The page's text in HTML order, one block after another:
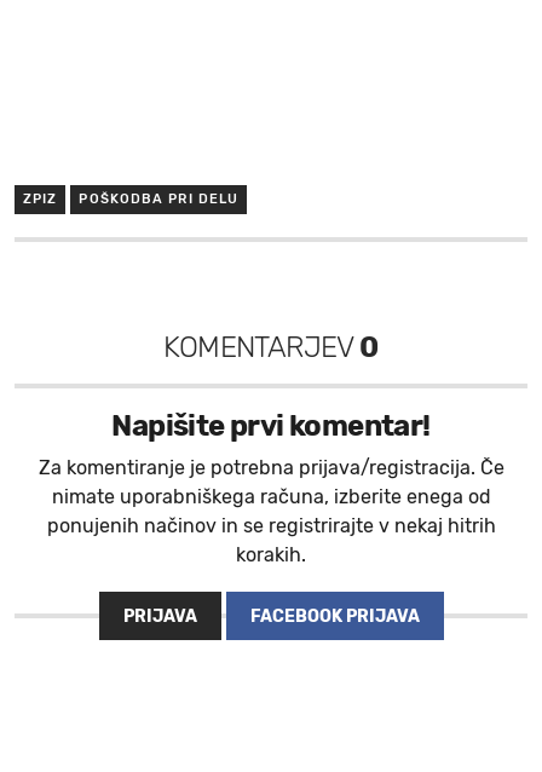
ZPIZ POŠKODBA PRI DELU
KOMENTARJEV0
Napišite prvi komentar!
Za komentiranje je potrebna prijava/registracija. Če
nimate uporabniškega računa, izberite enega od
ponujenih načinov in se registrirajte v nekaj hitrih
korakih.
PRIJAVA FACEBOOK PRIJAVA